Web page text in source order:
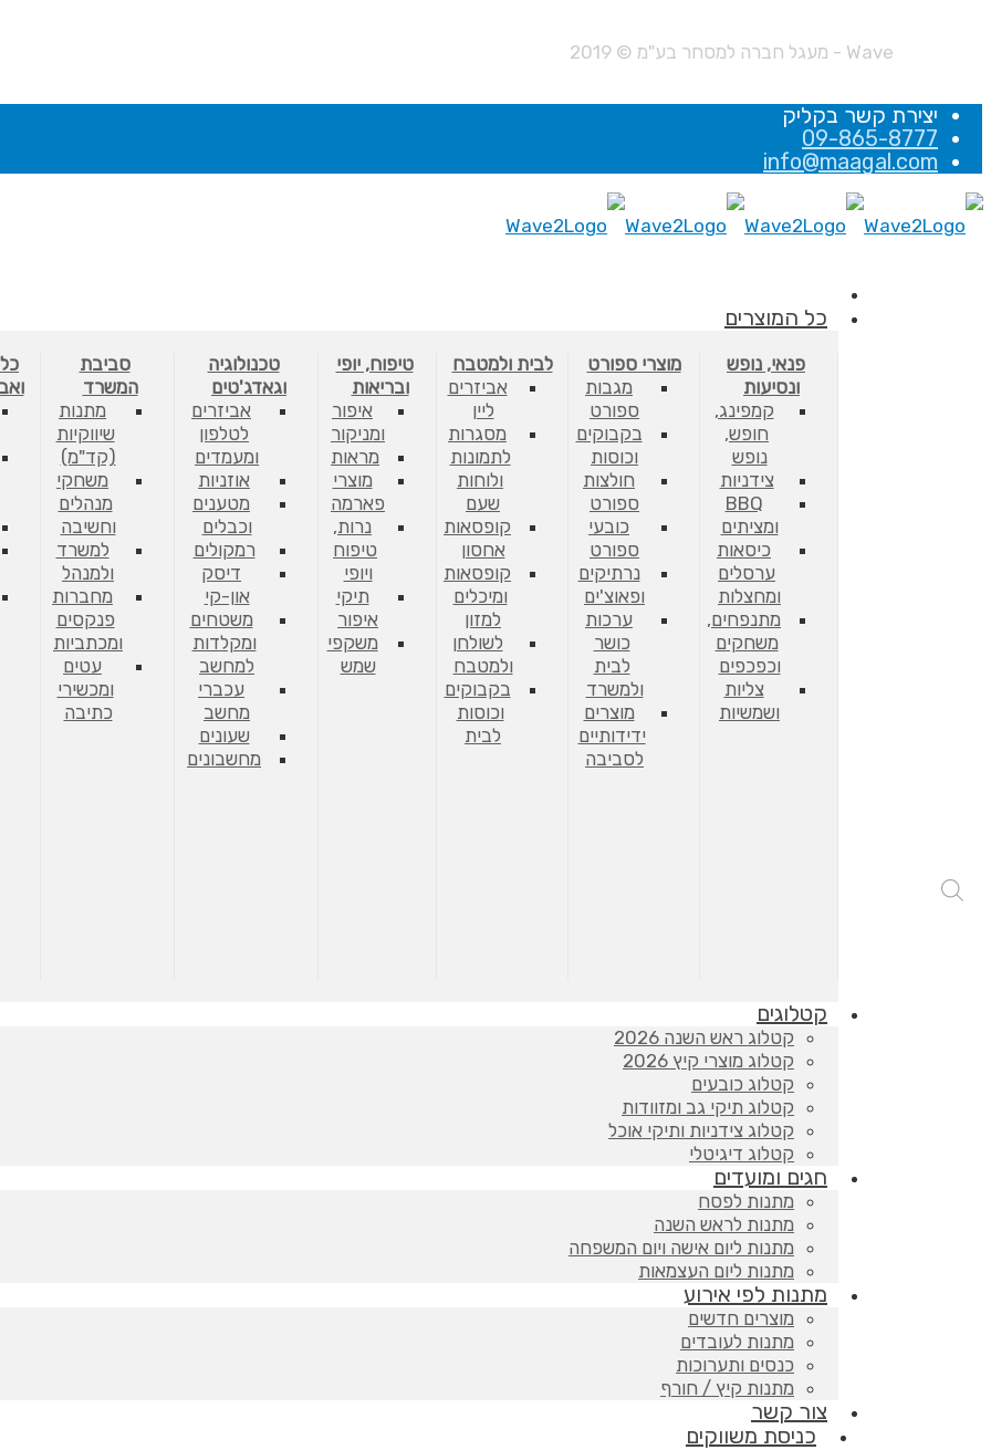
יצירת קשר בקליק
09-865-8777
info@maagal.com
כל המוצרים
פנאי, נופש
ונסיעות
קמפינג,
חופש,
נופש
צידניות
BBQ
ומציתים
כיסאות
ערסלים
ומחצלות
מתנפחים,
משחקים
וכפכפים
צליות
ושמשיות
מוצרי ספורט
מגבות
ספורט
בקבוקים
וכוסות
חולצות
ספורט
כובעי
ספורט
נרתיקים
ופאוצ'ים
ערכות
כושר
לבית
ולמשרד
מוצרים
ידידותיים
לסביבה
לבית ולמטבח
אביזרים
ליין
מסגרות
לתמונות
ולוחות
שעם
קופסאות
אחסון
קופסאות
ומיכלים
למזון
לשולחן
ולמטבח
בקבוקים
וכוסות
לבית
טיפוח, יופי
ובריאות
איפור
ומניקור
מראות
מוצרי
פארמה
נרות,
טיפוח
ויופי
תיקי
איפור
משקפי
שמש
טכנולוגיה
וגאדג'טים
אביזרים
לטלפון
ומעמדים
אוזניות
מטענים
וכבלים
רמקולים
דיסק
און-קי
משטחים
ומקלדות
למחשב
עכברי
מחשב
שעונים
מחשבונים
סביבת
המשרד
מתנות
שיווקיות
(קד"מ)
משחקי
מנהלים
וחשיבה
למשרד
ולמנהל
מחברות
פנקסים
ומכתביות
עטים
ומכשירי
כתיבה
קטלוגים
קטלוג ראש השנה 2026
קטלוג מוצרי קיץ 2026
קטלוג כובעים
קטלוג תיקי גב ומזוודות
קטלוג צידניות ותיקי אוכל
קטלוג דיגיטלי
חגים ומועדים
מתנות לפסח
מתנות לראש השנה
מתנות ליום אישה ויום המשפחה
מתנות ליום העצמאות
מתנות לפי אירוע
מוצרים חדשים
מתנות לעובדים
כנסים ותערוכות
מתנות קיץ / חורף
צור קשר
כניסת משווקים
Wave - מעגל חברה למסחר בע"מ © 2019